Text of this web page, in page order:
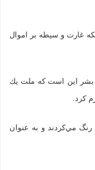
غارت و سيطه بر اموال
بشر اين است كه ملت يك
كرد.
رنگ مي‌كردند و به عنوان